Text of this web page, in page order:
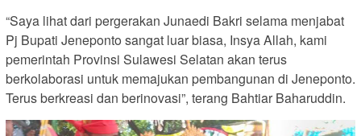
“Saya lihat dari pergerakan Junaedi Bakri selama menjabat
Pj Bupati Jeneponto sangat luar biasa, Insya Allah, kami
pemerintah Provinsi Sulawesi Selatan akan terus
berkolaborasi untuk memajukan pembangunan di Jeneponto.
Terus berkreasi dan berinovasi”, terang Bahtiar Baharuddin.